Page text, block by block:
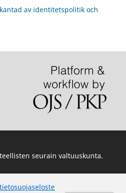
av identitetspolitik och
tietosuojaseloste
seurain valtuuskunta.